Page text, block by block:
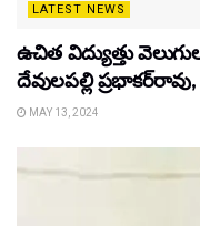
LATEST NEWS
ఉచిత విద్యుత్తు
దేవులపల్లి
MAY 13, 2024